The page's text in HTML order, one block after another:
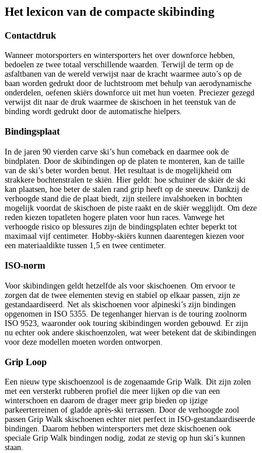
Het lexicon van de compacte skibinding
Contactdruk
Wanneer motorsporters en wintersporters het over downforce hebben,
bedoelen ze twee totaal verschillende waarden. Terwijl de term op de
asfaltbanen van de wereld verwijst naar de kracht waarmee auto’s op de
baan worden gedrukt door de luchtstroom met behulp van aerodynamische
onderdelen, oefenen skiërs downforce uit met hun voeten. Preciezer gezegd
verwijst dit naar de druk waarmee de skischoen in het teenstuk van de
binding wordt gedrukt door de automatische hielpers.
Bindingsplaat
In de jaren 90 vierden carve ski’s hun comeback en daarmee ook de
bindplaten. Door de skibindingen op de platen te monteren, kan de taille
van de ski’s beter worden benut. Het resultaat is de mogelijkheid om
strakkere bochtenstralen te skiën. Hier geldt: hoe schuiner de skiër de ski
kan plaatsen, hoe beter de stalen rand grip heeft op de sneeuw. Dankzij de
verhoogde stand die de plaat biedt, zijn steilere invalshoeken in bochten
mogelijk voordat de skischoen de piste raakt en de skiër wegglijdt. Om deze
reden kiezen topatleten hogere platen voor hun races. Vanwege het
verhoogde risico op blessures zijn de bindingsplaten echter beperkt tot
maximaal vijf centimeter. Hobby-skiërs kunnen daarentegen kiezen voor
een materiaaldikte tussen 1,5 en twee centimeter.
ISO-norm
Voor skibindingen geldt hetzelfde als voor skischoenen. Om ervoor te
zorgen dat de twee elementen stevig en stabiel op elkaar passen, zijn ze
gestandaardiseerd. Net als skischoenen voor alpineski’s zijn bindingen
opgenomen in ISO 5355. De tegenhanger hiervan is de touring zoolnorm
ISO 9523, waaronder ook touring skibindingen worden gebouwd. Er zijn
nu echter ook andere skischoenzolen, wat weer betekent dat de skibindingen
voor deze modellen moeten worden ontworpen.
Grip Loop
Een nieuw type skischoenzool is de zogenaamde Grip Walk. Dit zijn zolen
met een versterkt rubberen profiel die meer lijken op die van een
winterschoen en daarom de drager meer grip bieden op ijzige
parkeerterreinen of gladde après-ski terrassen. Door de verhoogde zool
passen Grip Walk skischoenen echter niet perfect in ISO-gestandaardiseerde
bindingen. Daarom hebben wintersporters met deze skischoenen ook
speciale Grip Walk bindingen nodig, zodat ze stevig op hun ski’s kunnen
staan.